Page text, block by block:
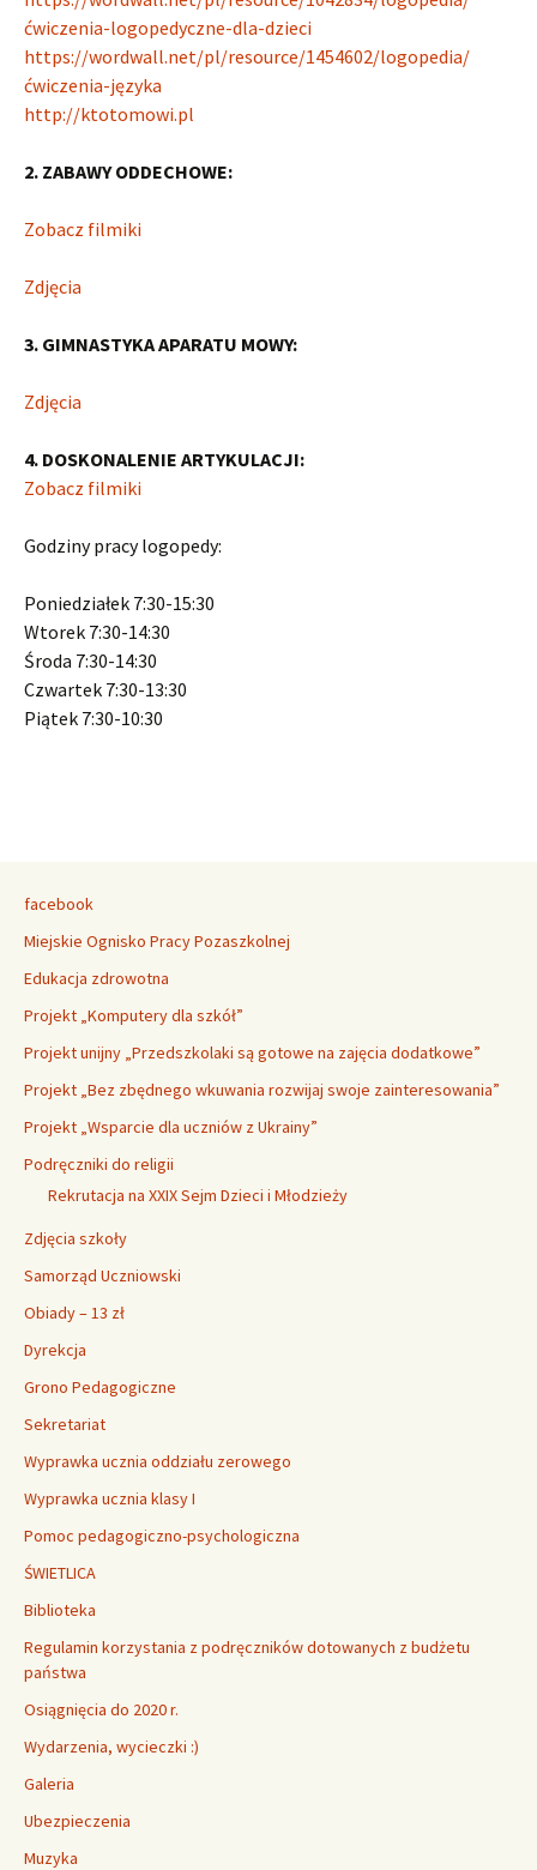
ćwiczenia-logopedyczne-dla-dzieci
https://wordwall.net/pl/resource/1454602/logopedia/
ćwiczenia-języka
http://ktotomowi.pl
2. ZABAWY ODDECHOWE:
Zobacz filmiki
Zdjęcia
3. GIMNASTYKA APARATU MOWY:
Zdjęcia
4. DOSKONALENIE ARTYKULACJI:
Zobacz filmiki
Godziny pracy logopedy:
Poniedziałek 7:30-15:30
Wtorek 7:30-14:30
Środa 7:30-14:30
Czwartek 7:30-13:30
Piątek 7:30-10:30
facebook
Miejskie Ognisko Pracy Pozaszkolnej
Edukacja zdrowotna
Projekt „Komputery dla szkół”
Projekt unijny „Przedszkolaki są gotowe na zajęcia dodatkowe”
Projekt „Bez zbędnego wkuwania rozwijaj swoje zainteresowania”
Projekt „Wsparcie dla uczniów z Ukrainy”
Podręczniki do religii
Rekrutacja na XXIX Sejm Dzieci i Młodzieży
Zdjęcia szkoły
Samorząd Uczniowski
Obiady – 13 zł
Dyrekcja
Grono Pedagogiczne
Sekretariat
Wyprawka ucznia oddziału zerowego
Wyprawka ucznia klasy I
Pomoc pedagogiczno-psychologiczna
ŚWIETLICA
Biblioteka
Regulamin korzystania z podręczników dotowanych z budżetu
państwa
Osiągnięcia do 2020 r.
Wydarzenia, wycieczki :)
Galeria
Ubezpieczenia
Muzyka